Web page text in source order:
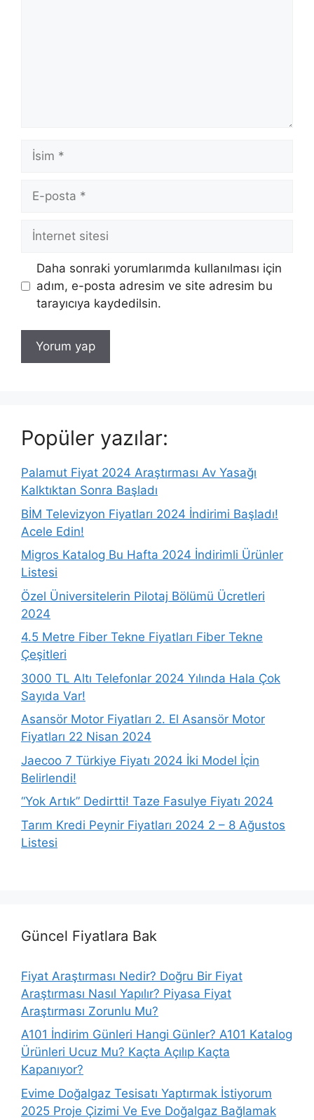
İsim
posta
İnternet
sitesi
Daha sonraki yorumlarımda kullanılması için
adım, e-posta adresim ve site adresim bu
tarayıcıya kaydedilsin.
Popüler yazılar:
Palamut Fiyat 2024 Araştırması Av Yasağı
Kalktıktan Sonra Başladı
BİM Televizyon Fiyatları 2024 İndirimi Başladı!
Acele Edin!
Migros Katalog Bu Hafta 2024 İndirimli Ürünler
Listesi
Özel Üniversitelerin Pilotaj Bölümü Ücretleri
2024
4.5 Metre Fiber Tekne Fiyatları Fiber Tekne
Çeşitleri
3000 TL Altı Telefonlar 2024 Yılında Hala Çok
Sayıda Var!
Asansör Motor Fiyatları 2. El Asansör Motor
Fiyatları 22 Nisan 2024
Jaecoo 7 Türkiye Fiyatı 2024 İki Model İçin
Belirlendi!
“Yok Artık” Dedirtti! Taze Fasulye Fiyatı 2024
Tarım Kredi Peynir Fiyatları 2024 2 – 8 Ağustos
Listesi
Güncel Fiyatlara Bak
Fiyat Araştırması Nedir? Doğru Bir Fiyat
Araştırması Nasıl Yapılır? Piyasa Fiyat
Araştırması Zorunlu Mu?
A101 İndirim Günleri Hangi Günler? A101 Katalog
Ürünleri Ucuz Mu? Kaçta Açılıp Kaçta
Kapanıyor?
Evime Doğalgaz Tesisatı Yaptırmak İstiyorum
2025 Proje Çizimi Ve Eve Doğalgaz Bağlamak